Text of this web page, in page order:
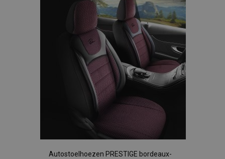
aan
verlanglijst
Autostoelhoezen PRESTIGE bordeaux-